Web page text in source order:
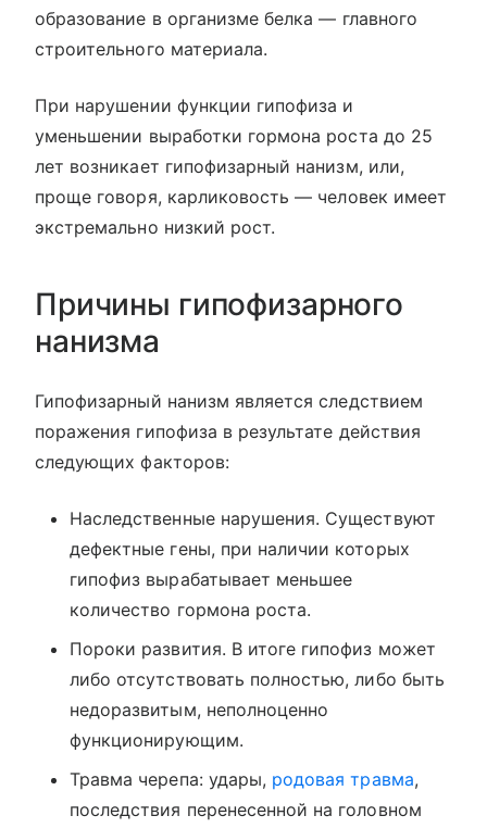
образование в организме белка — главного
строительного материала.
При нарушении функции гипофиза и
уменьшении выработки гормона роста до 25
лет возникает гипофизарный нанизм, или,
проще говоря, карликовость — человек имеет
экстремально низкий рост.
Причины гипофизарного
нанизма
Гипофизарный нанизм является следствием
поражения гипофиза в результате действия
следующих факторов:
Наследственные нарушения. Существуют
дефектные гены, при наличии которых
гипофиз вырабатывает меньшее
количество гормона роста.
Пороки развития. В итоге гипофиз может
либо отсутствовать полностью, либо быть
недоразвитым, неполноценно
функционирующим.
Травма черепа: удары, родовая травма,
последствия перенесенной на головном